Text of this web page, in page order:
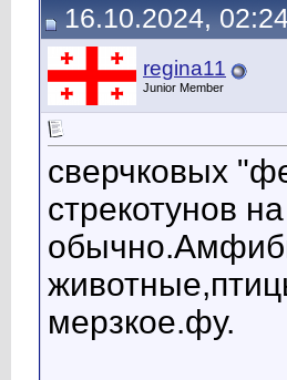
16.10.2024,
regina11
Junior Member
сверчковых
стрекотунов
мерзкое.фу.